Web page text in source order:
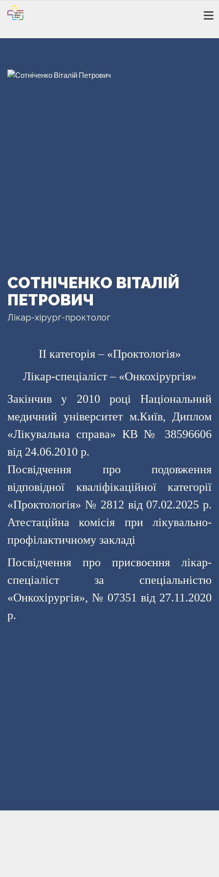
СОТНІЧЕНКО ВІТАЛІЙ
ПЕТРОВИЧ
Лікар-хірург-проктолог
II категорія – «Проктологія»
Лікар-спеціаліст – «Онкохірургія»
Закінчив у 2010 році Національний
медичний університет м.Київ, Диплом
«Лікувальна справа» КВ № 38596606
від 24.06.2010 р.
Посвідчення про подовження
відповідної кваліфікаційної категорії
«Проктологія» № 2812 від 07.02.2025 р.
Атестаційна комісія при лікувально-
профілактичному закладі
Посвідчення про присвоєння лікар-
спеціаліст за спеціальністю
«Онкохірургія», № 07351 від 27.11.2020
р.